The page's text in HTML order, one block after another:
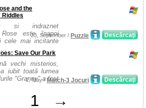
and the
Riddles
si indraznet
Rose este înapoi
cele mai incitante
Descărcaţi
23, September / Puzzle
Save Our Park
vechi misterios,
iubit toată lumea
"Granny" a fost
Descărcaţi
2, May / Match-3 Jocuri
1 →